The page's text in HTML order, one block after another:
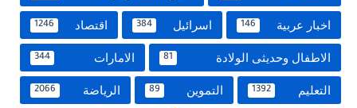
اخبار عربية 146 اسرائيل 384 اقتصاد 1246
الاطفال وحديثى الولادة 81 الامارات 344
التعليم 1392 التموين 89 الرياضة 2066